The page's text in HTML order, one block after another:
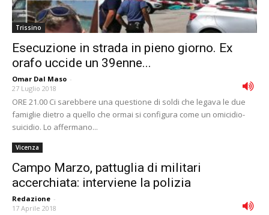
Trissino
Esecuzione in strada in pieno giorno. Ex
orafo uccide un 39enne...
Omar Dal Maso -
27 Luglio 2018
ORE 21.00 Ci sarebbere una questione di soldi che legava le due
famiglie dietro a quello che ormai si configura come un omicidio-
suicidio. Lo affermano...
Vicenza
Campo Marzo, pattuglia di militari
accerchiata: interviene la polizia
Redazione -
17 Aprile 2018